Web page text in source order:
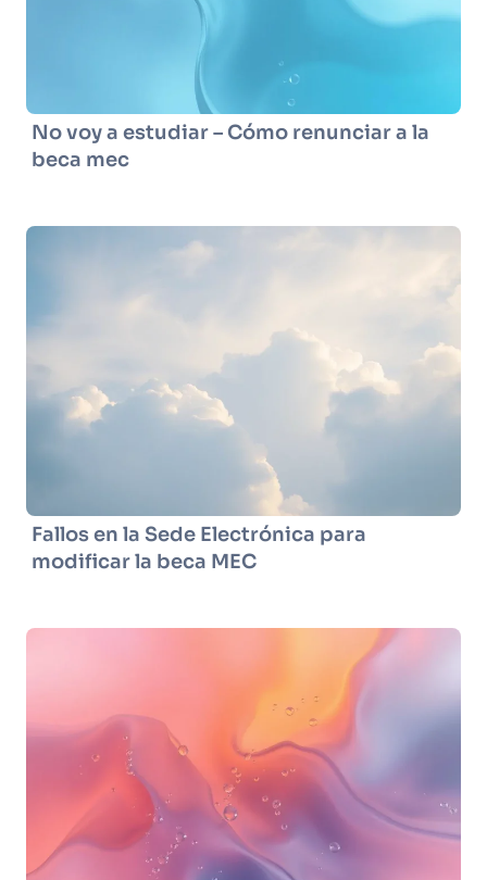
No voy a estudiar – Cómo renunciar a la
beca mec
Fallos en la Sede Electrónica para
modificar la beca MEC